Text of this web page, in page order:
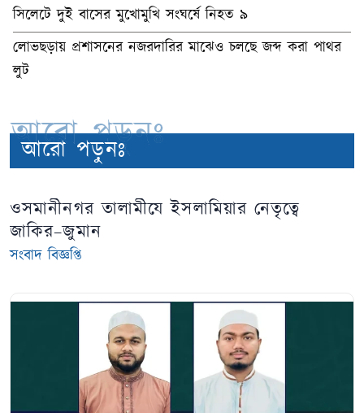
সিলেটে দুই বাসের মুখোমুখি সংঘর্ষে নিহত ৯
লোভছড়ায় প্রশাসনের নজরদারির মাঝেও চলছে জব্দ করা পাথর
লুট
আরো পড়ুনঃ
আরো পড়ুনঃ
ওসমানীনগর তালামীযে ইসলামিয়ার নেতৃত্বে
জাকির–জুমান
সংবাদ বিজ্ঞপ্তি